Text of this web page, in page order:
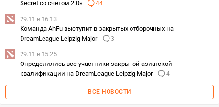
Secret со счетом 2:0»
44
29.11 в 16:13
Команда AhFu выступит в закрытых отборочных на
DreamLeague Leipzig Major
3
29.11 в 15:25
Определились все участники закрытой азиатской
квалификации на DreamLeague Leipzig Major
4
ВСЕ НОВОСТИ